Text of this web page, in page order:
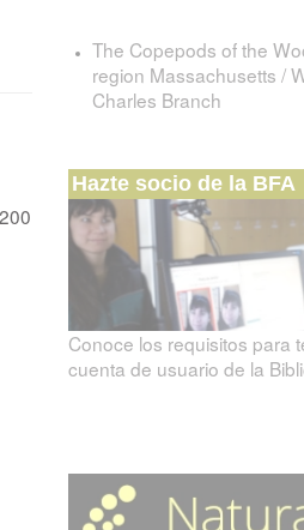
200
The Copepods of the
region Massachusetts /
Charles Branch
Hazte socio de la BFA
Conoce los requisitos para
cuenta de usuario de la